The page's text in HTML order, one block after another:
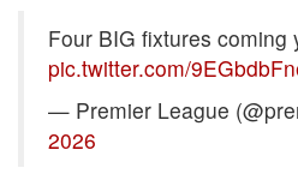
Four BIG fixtures coming
pic.twitter.com/
— Premier League
2026